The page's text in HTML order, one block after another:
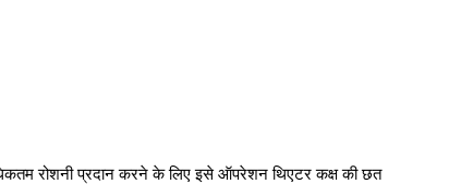
रोशनी प्रदान करने के लिए इसे ऑपरेशन थिएटर कक्ष की छत